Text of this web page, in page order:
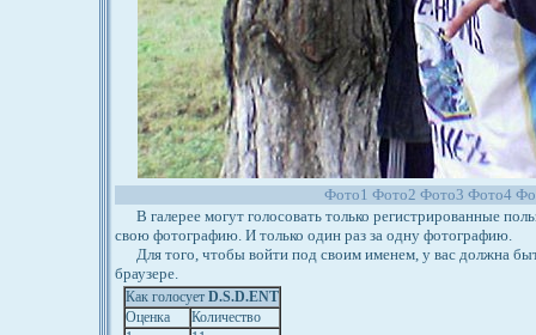
Фото1 Фото2 Фото3 Фото4
В галерее могут голосовать только регистрированные
свою фотографию. И только один раз за одну фотографию.
Для того, чтобы войти под своим именем, у вас должна
браузере.
Как голосует D.S.D.ENT
Оценка
Количество